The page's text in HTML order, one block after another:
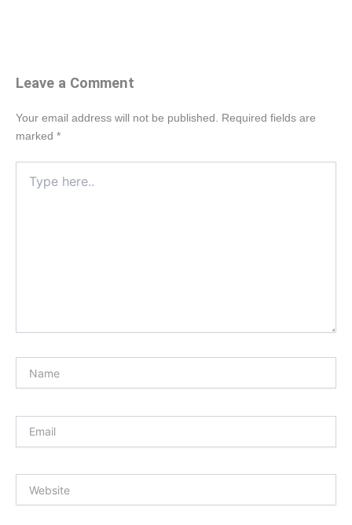
Leave a Comment
Your email address will not be published.
Required fields are
marked *
here..